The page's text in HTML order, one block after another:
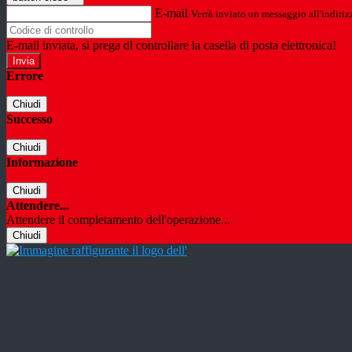
E-mail Verrà inviato un messaggio
E-mail inviata, si prega di controllare la casella di posta elettronica!
Errore
Chiudi
Successo
Chiudi
Informazione
Chiudi
Attendere...
Attendere il completamento dell'operazione...
Chiudi